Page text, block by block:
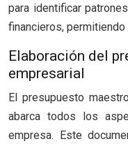
para identificar
financieros,
Elaboración del
empresarial
El presupuesto
abarca todos los
empresa. Este